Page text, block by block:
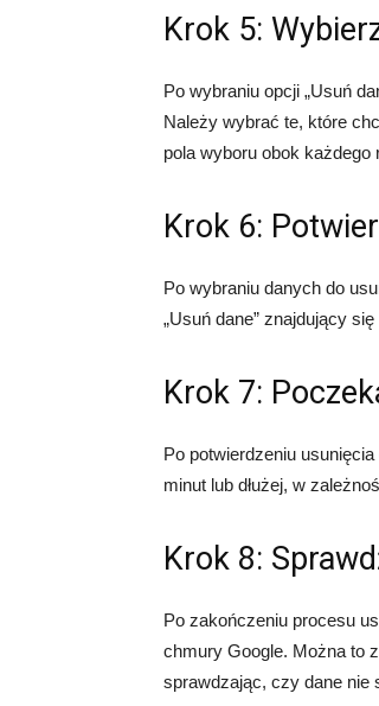
Krok 5:
Po wybraniu opcji „Usuń
Należy wybrać te, które
pola wyboru obok każdego
Krok 6:
Po wybraniu danych do
„Usuń dane” znajdujący
Krok 7:
Po potwierdzeniu
minut lub dłużej, w
Krok 8:
Po zakończeniu procesu
chmury Google. Można to
sprawdzając, czy dane nie